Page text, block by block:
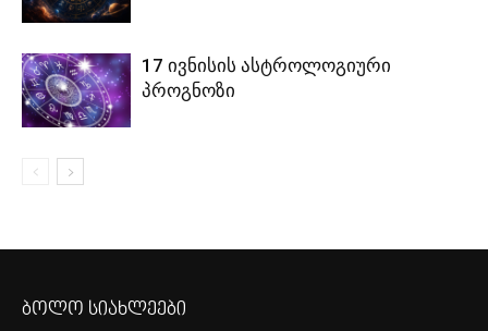
17 ივნისის ასტროლოგიური
პროგნოზი
ბოლო სიახლეები